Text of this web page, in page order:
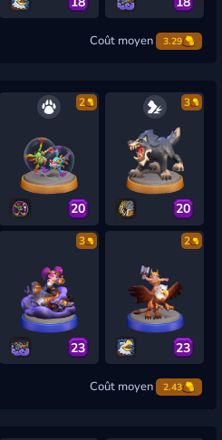
Coût moyen 3.29
2
20
3
20
3
23
2
23
Coût moyen 2.43